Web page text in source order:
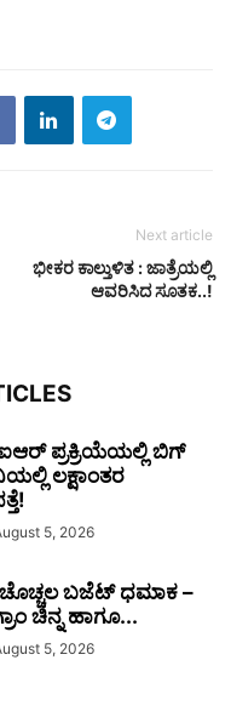
Next article
ಭೀಕರ ಕಾಲ್ತುಳಿತ : ಜಾತ್ರೆಯಲ್ಲಿ
ಆವರಿಸಿದ ಸೂತಕ..!
ಪ್ರಕ್ರಿಯೆಯಲ್ಲಿ ಬಿಗ್
ಲಕ್ಷಾಂತರ
5, 2026
ಬಜೆಟ್ ಧಮಾಕ –
ಚಿನ್ನ ಹಾಗೂ...
5, 2026